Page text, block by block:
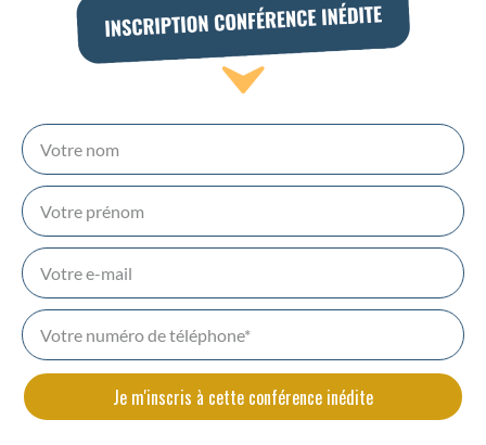
Je m'inscris à cette conférence inédite